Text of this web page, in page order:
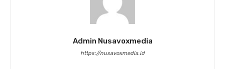
Admin Nusavoxmedia
https://nusavoxmedia.id